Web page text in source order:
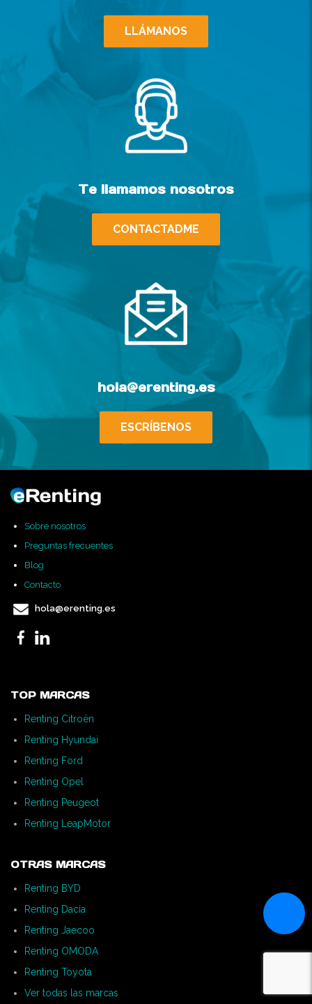
LLÁMANOS
Te llamamos nosotros
CONTACTADME
hola@erenting.es
ESCRÍBENOS
Sobre nosotros
Preguntas frecuentes
Blog
Contacto
hola@erenting.es
TOP MARCAS
Renting Citroën
Renting Hyundai
Renting Ford
Renting Opel
Renting Peugeot
Renting LeapMotor
OTRAS MARCAS
Renting BYD
Renting Dacia
Renting Jaecoo
Renting OMODA
Renting Toyota
Ver todas las marcas